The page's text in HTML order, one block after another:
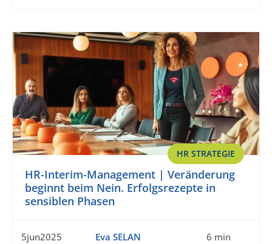
HR STRATEGIE
HR-Interim-Management | Veränderung
beginnt beim Nein. Erfolgsrezepte in
sensiblen Phasen
5jun2025 Eva SELAN 6 min